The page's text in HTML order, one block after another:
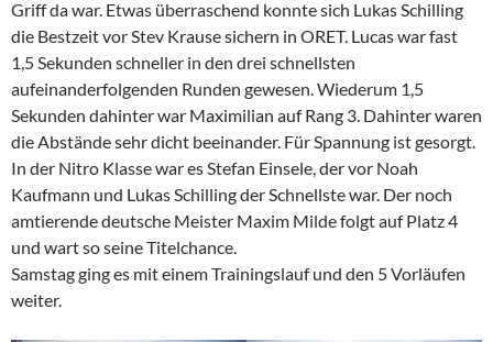
Griff da war. Etwas überraschend konnte sich Lukas Schilling
die Bestzeit vor Stev Krause sichern in ORET. Lucas war fast
1,5 Sekunden schneller in den drei schnellsten
aufeinanderfolgenden Runden gewesen. Wiederum 1,5
Sekunden dahinter war Maximilian auf Rang 3. Dahinter waren
die Abstände sehr dicht beeinander. Für Spannung ist gesorgt.
In der Nitro Klasse war es Stefan Einsele, der vor Noah
Kaufmann und Lukas Schilling der Schnellste war. Der noch
amtierende deutsche Meister Maxim Milde folgt auf Platz 4
und wart so seine Titelchance.
Samstag ging es mit einem Trainingslauf und den 5 Vorläufen
weiter.